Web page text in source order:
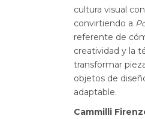
cultura visual
convirtiendo a
referente de
creatividad y la
transformar
objetos de
adaptable.
Cammilli